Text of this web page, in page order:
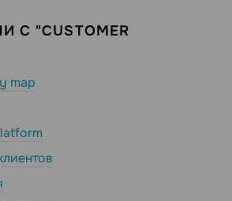
С "CUSTOMER
map